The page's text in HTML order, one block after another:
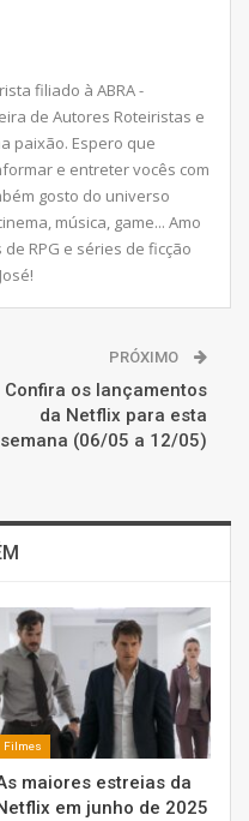
filiado à ABRA -
de Autores Roteiristas e
paixão. Espero que
e entreter vocês com
gosto do universo
música, game... Amo
RPG e séries de ficção
PRÓXIMO
Confira os lançamentos
da Netflix para esta
semana (06/05 a 12/05)
Filmes
maiores estreias da
em junho de 2025